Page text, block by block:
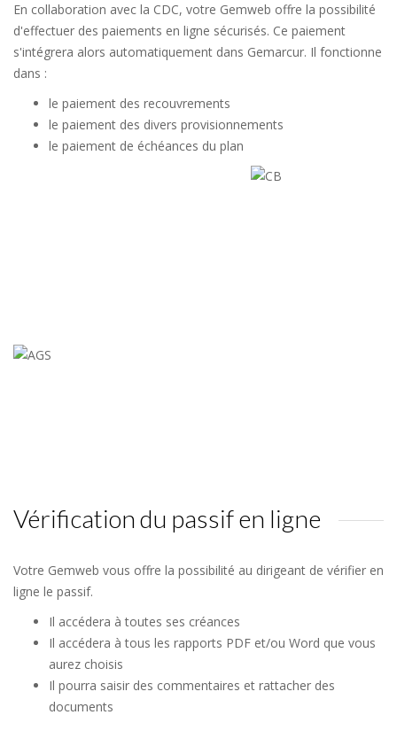
En collaboration avec la CDC, votre Gemweb offre la possibilité
d'effectuer des paiements en ligne sécurisés. Ce paiement
s'intégrera alors automatiquement dans Gemarcur. Il fonctionne
dans :
le paiement des recouvrements
le paiement des divers provisionnements
le paiement de échéances du plan
Vérification du passif en ligne
Votre Gemweb vous offre la possibilité au dirigeant de vérifier en
ligne le passif.
Il accédera à toutes ses créances
Il accédera à tous les rapports PDF et/ou Word que vous
aurez choisis
Il pourra saisir des commentaires et rattacher des
documents